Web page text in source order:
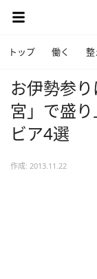
トップ 働く 整
お伊勢参
宮」で盛
ビア4選
作成: 2013.11.22